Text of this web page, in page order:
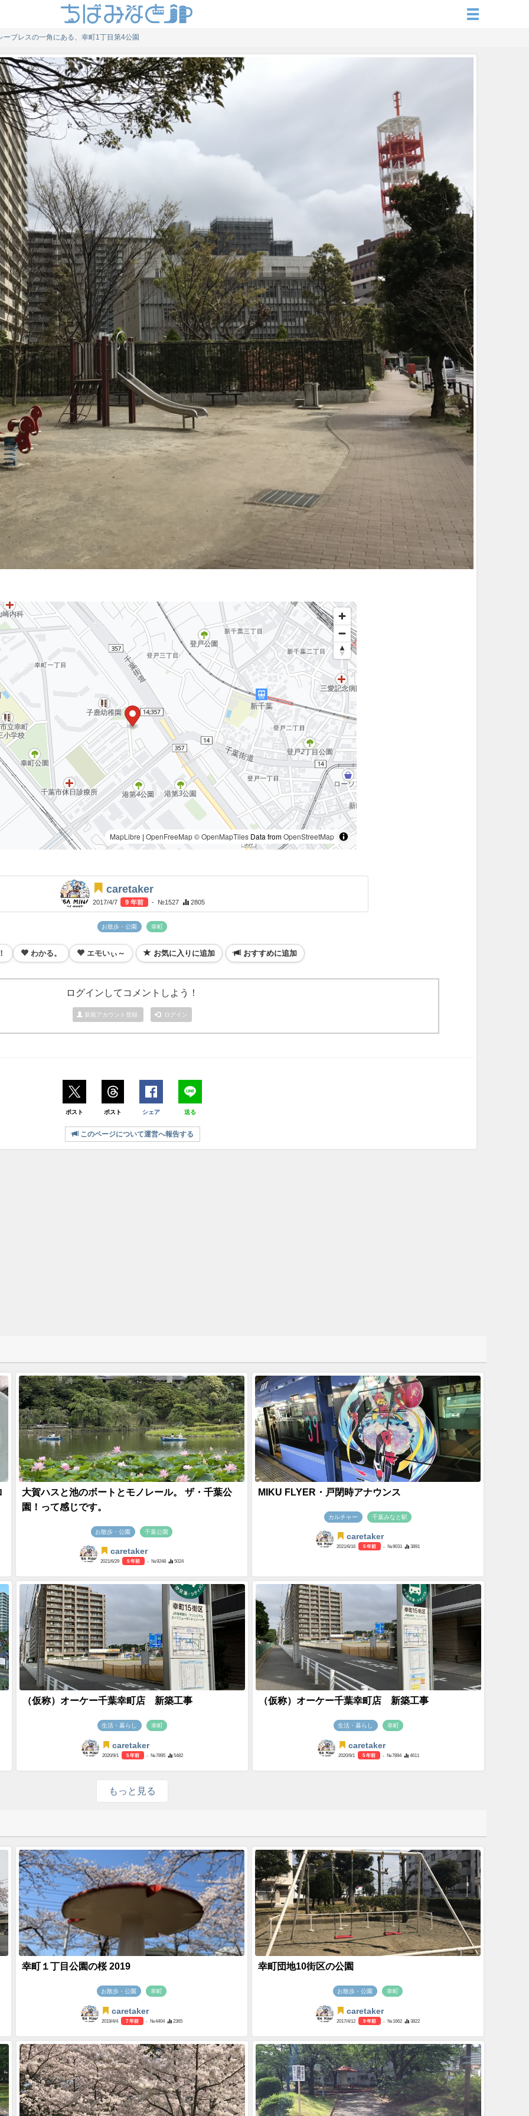
ーブレスの一角にある、幸町1丁目第4公園
MapLibre | OpenFreeMap© OpenMapTiles Data fromOpenStreetMap
caretaker
2017/4/7 9 年前 - №1527 2805
お散歩・公園 幸町
わかる。 エモいぃ～ お気に入りに追加 おすすめに追加
ログインしてコメントしよう！
新規アカウント登録 ログイン
ポスト ポスト シェア 送る
このページについて運営へ報告する
大賀ハスと池のボートとモノレール。 ザ・千葉公
園！って感じです。
お散歩・公園 千葉公園
caretaker
2021/6/29 5 年前 - №9248 5024
MIKU FLYER・戸閉時アナウンス
カルチャー 千葉みなと駅
caretaker
2021/6/16 5 年前 - №9031 3891
（仮称）オーケー千葉幸町店 新築工事
生活・暮らし 幸町
caretaker
2020/9/1 5 年前 - №7895 5482
（仮称）オーケー千葉幸町店 新築工事
生活・暮らし 幸町
caretaker
2020/9/1 5 年前 - №7894 4611
もっと見る
幸町１丁目公園の桜 2019
お散歩・公園 幸町
caretaker
2019/4/4 7 年前 - №4404 2365
幸町団地10街区の公園
お散歩・公園 幸町
caretaker
2017/4/12 9 年前 - №1662 3822